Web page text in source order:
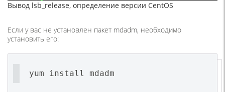
Вывод lsb_release, определение версии CentOS
Если у вас не установлен пакет mdadm, необходимо
установить его:
yum install mdadm